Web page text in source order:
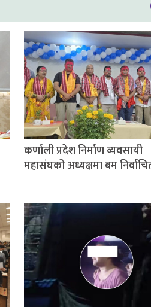
कर्णाली प्रदेश निर्माण व्यवसायी
महासंघको अध्यक्षमा बम